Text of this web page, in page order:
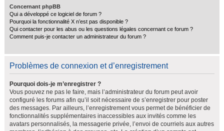
Concernant phpBB
Qui a développé ce logiciel de forum ?
Pourquoi la fonctionnalité X n’est pas disponible ?
Qui contacter pour les abus ou les questions légales concernant ce forum ?
Comment puis-je contacter un administrateur du forum ?
Problèmes de connexion et d’enregistrement
Pourquoi dois-je m’enregistrer ?
Vous pouvez ne pas le faire, mais l’administrateur du forum peut avoir
configuré les forums afin qu’il soit nécessaire de s’enregistrer pour poster
des messages. Par ailleurs, l’enregistrement vous permet de bénéficier de
fonctionnalités supplémentaires inaccessibles aux invités comme les
avatars personnalisés, la messagerie privée, l’envoi de courriels aux autres